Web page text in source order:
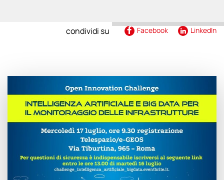
condividi su Facebook LinkedIn